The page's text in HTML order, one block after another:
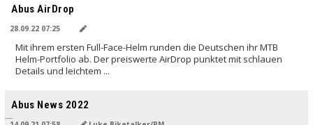
Abus AirDrop
28.09.22 07:25
Mit ihrem ersten Full-Face-Helm runden die Deutschen ihr MTB
Helm-Portfolio ab. Der preiswerte AirDrop punktet mit schlauen
Details und leichtem ...
Abus News 2022